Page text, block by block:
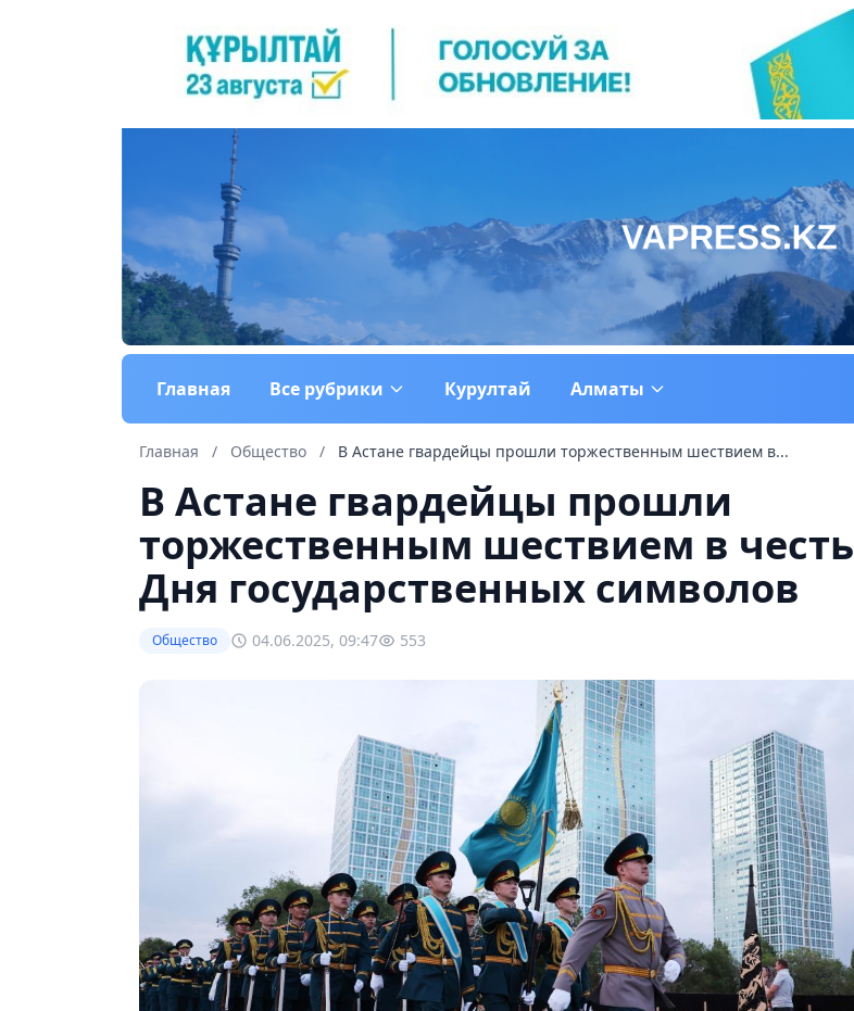
Главная Все рубрики Курултай Алматы
Главная / Общество / В Астане гвардейцы прошли торжественным шествием в...
В Астане гвардейцы прошли
торжественным шествием в честь
Дня государственных символов
Общество 04.06.2025, 09:47 553